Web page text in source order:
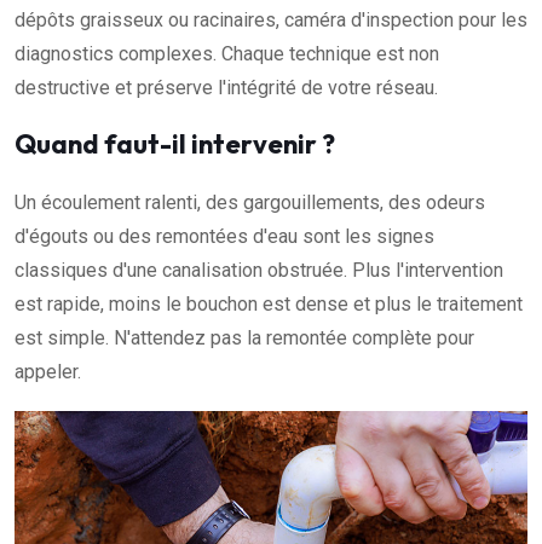
dépôts graisseux ou racinaires, caméra d'inspection pour les
diagnostics complexes. Chaque technique est non
destructive et préserve l'intégrité de votre réseau.
Quand faut-il intervenir ?
Un écoulement ralenti, des gargouillements, des odeurs
d'égouts ou des remontées d'eau sont les signes
classiques d'une canalisation obstruée. Plus l'intervention
est rapide, moins le bouchon est dense et plus le traitement
est simple. N'attendez pas la remontée complète pour
appeler.